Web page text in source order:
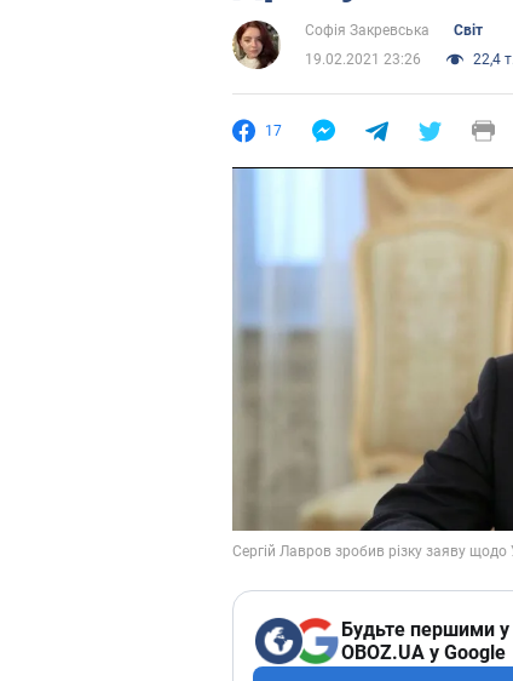
Софія Закревська
Світ
19.02.2021 23:26
22,4 т.
17
Будьте першими у
OBOZ.UA у Google